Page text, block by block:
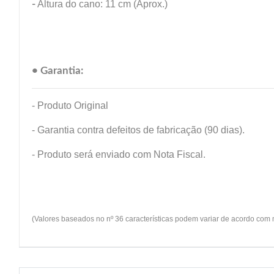
-Altura do cano: 11 cm (Aprox.)
• Garantia:
- Produto Original
- Garantia contra defeitos de fabricação (90 dias).
- Produto será enviado com Nota Fiscal.
(Valores baseados no nº 36 características podem variar de acordo com